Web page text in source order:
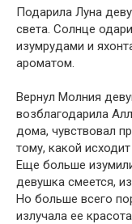
Подарила Луна
света. Солнце
изумрудами и
ароматом.
Вернул Молния
возблагодарила
дома, чувствовал
тому, какой
Еще больше
девушка смеется,
Но больше всего
излучала ее